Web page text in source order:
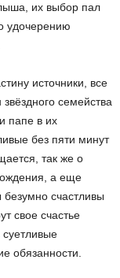
их выбор пал
удочерению
источники, все
семейства
папе в их
без пяти минут
так же о
а еще
счастливы
свое счастье
обязанности.